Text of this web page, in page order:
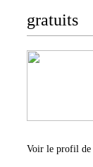
gratuits
Voir le profil de